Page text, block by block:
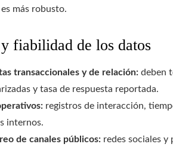
más robusto.
fiabilidad de los datos
transaccionales y de relación: deben
y tasa de respuesta reportada.
registros de interacción,
internos.
de canales públicos: redes sociales